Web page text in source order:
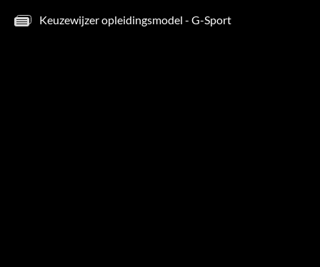
Keuzewijzer opleidingsmodel - G-Sport